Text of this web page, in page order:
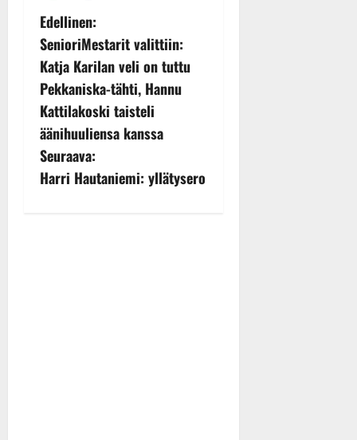
P
o
s
t
n
a
Edellinen:
SenioriMestarit valittiin:
Katja Karilan veli on tuttu
Pekkaniska-tähti, Hannu
Kattilakoski taisteli
äänihuuliensa kanssa
Seuraava:
Harri Hautaniemi: yllätysero